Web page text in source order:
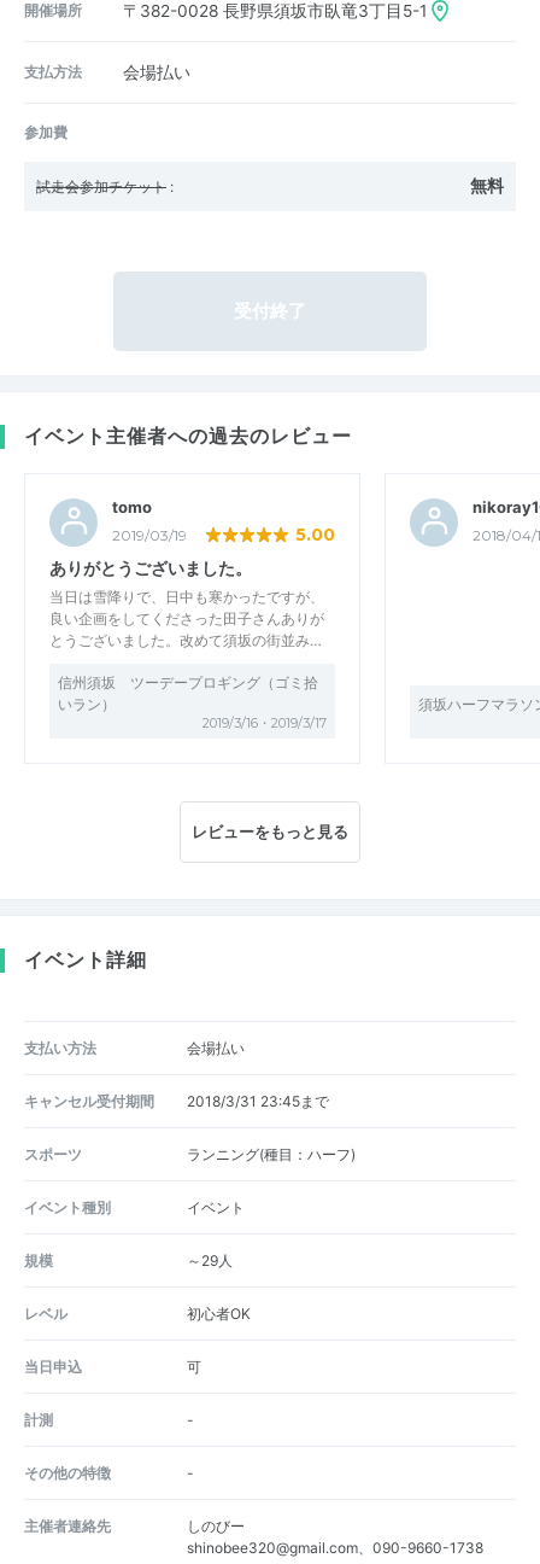
開催場所 〒382-0028 長野県須坂市臥竜3丁目5-1
支払方法 会場払い
参加費
試走会参加チケット : 無料
受付終了
イベント主催者への過去のレビュー
tomo
2019/03/19 5.00
ありがとうございました。
当日は雪降りで、日中も寒かったですが、
良い企画をしてくださった田子さんありが
とうございました。改めて須坂の街並み…
信州須坂 ツーデープロギング（ゴミ拾
いラン）
2019/3/16・2019/3/17
2018/04/
須坂ハーフマラソ
レビューをもっと見る
イベント詳細
支払い方法 会場払い
キャンセル受付期間 2018/3/31 23:45まで
スポーツ ランニング(種目：ハーフ)
イベント種別 イベント
規模 ～29人
レベル 初心者OK
当日申込 可
計測 -
その他の特徴 -
主催者連絡先
しのびー
shinobee320@gmail.com、090-9660-1738